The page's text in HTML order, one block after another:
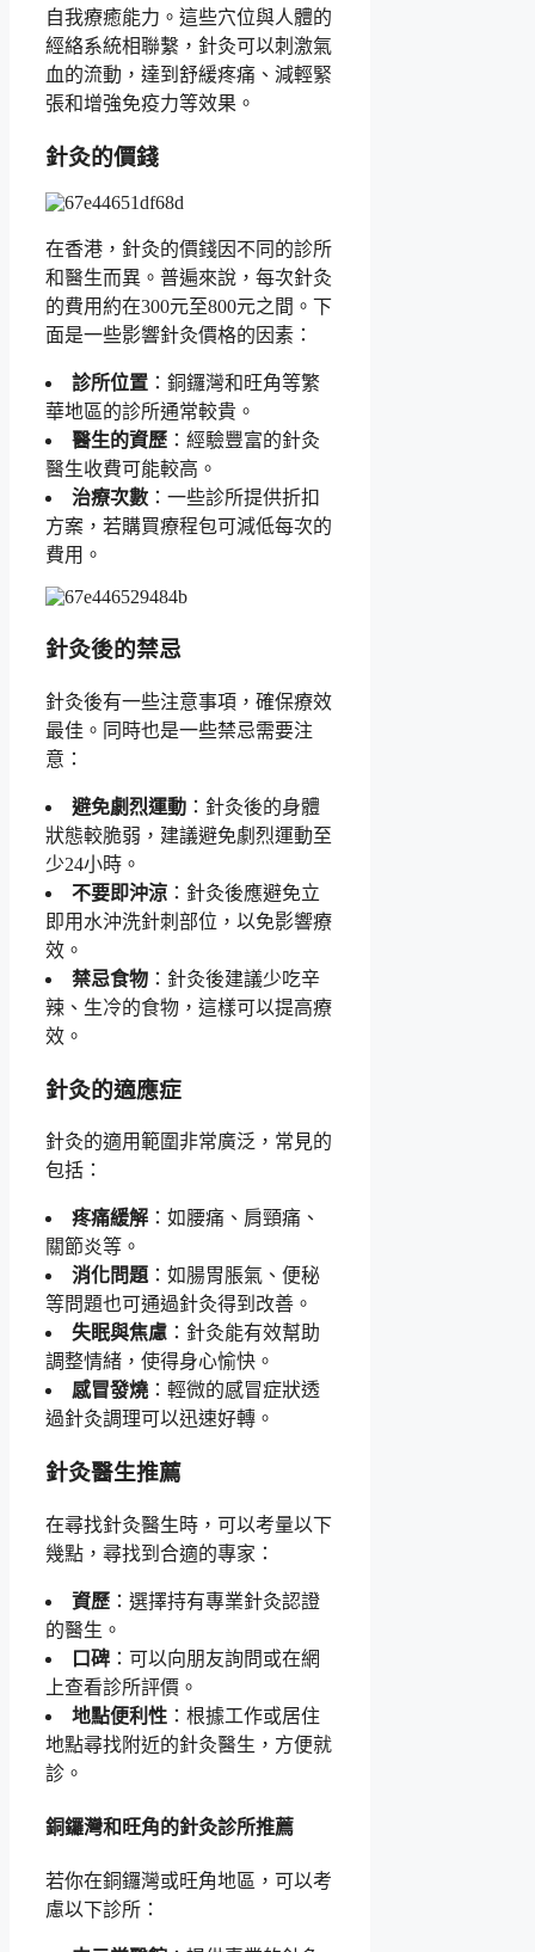
自我療癒能力。這些穴位與人體的
經絡系統相聯繫，針灸可以刺激氣
血的流動，達到舒緩疼痛、減輕緊
張和增強免疫力等效果。
針灸的價錢
在香港，針灸的價錢因不同的診所
和醫生而異。普遍來說，每次針灸
的費用約在300元至800元之間。下
面是一些影響針灸價格的因素：
診所位置 ：銅鑼灣和旺角等繁
華地區的診所通常較貴。
醫生的資歷 ：經驗豐富的針灸
醫生收費可能較高。
治療次數 ：一些診所提供折扣
方案，若購買療程包可減低每次的
費用。
針灸後的禁忌
針灸後有一些注意事項，確保療效
最佳。同時也是一些禁忌需要注
意：
避免劇烈運動 ：針灸後的身體
狀態較脆弱，建議避免劇烈運動至
少24小時。
不要即沖涼 ：針灸後應避免立
即用水沖洗針刺部位，以免影響療
效。
禁忌食物 ：針灸後建議少吃辛
辣、生冷的食物，這樣可以提高療
效。
針灸的適應症
針灸的適用範圍非常廣泛，常見的
包括：
疼痛緩解 ：如腰痛、肩頸痛、
關節炎等。
消化問題 ：如腸胃脹氣、便秘
等問題也可通過針灸得到改善。
失眠與焦慮 ：針灸能有效幫助
調整情緒，使得身心愉快。
感冒發燒 ：輕微的感冒症狀透
過針灸調理可以迅速好轉。
針灸醫生推薦
在尋找針灸醫生時，可以考量以下
幾點，尋找到合適的專家：
資歷 ：選擇持有專業針灸認證
的醫生。
口碑 ：可以向朋友詢問或在網
上查看診所評價。
地點便利性 ：根據工作或居住
地點尋找附近的針灸醫生，方便就
診。
銅鑼灣和旺角的針灸診所推薦
若你在銅鑼灣或旺角地區，可以考
慮以下診所：